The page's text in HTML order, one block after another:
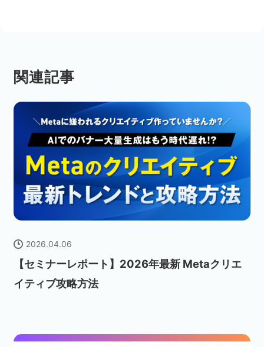
関連記事
2026.04.06
【セミナーレポート】2026年最新 Metaクリエ
イティブ攻略方法